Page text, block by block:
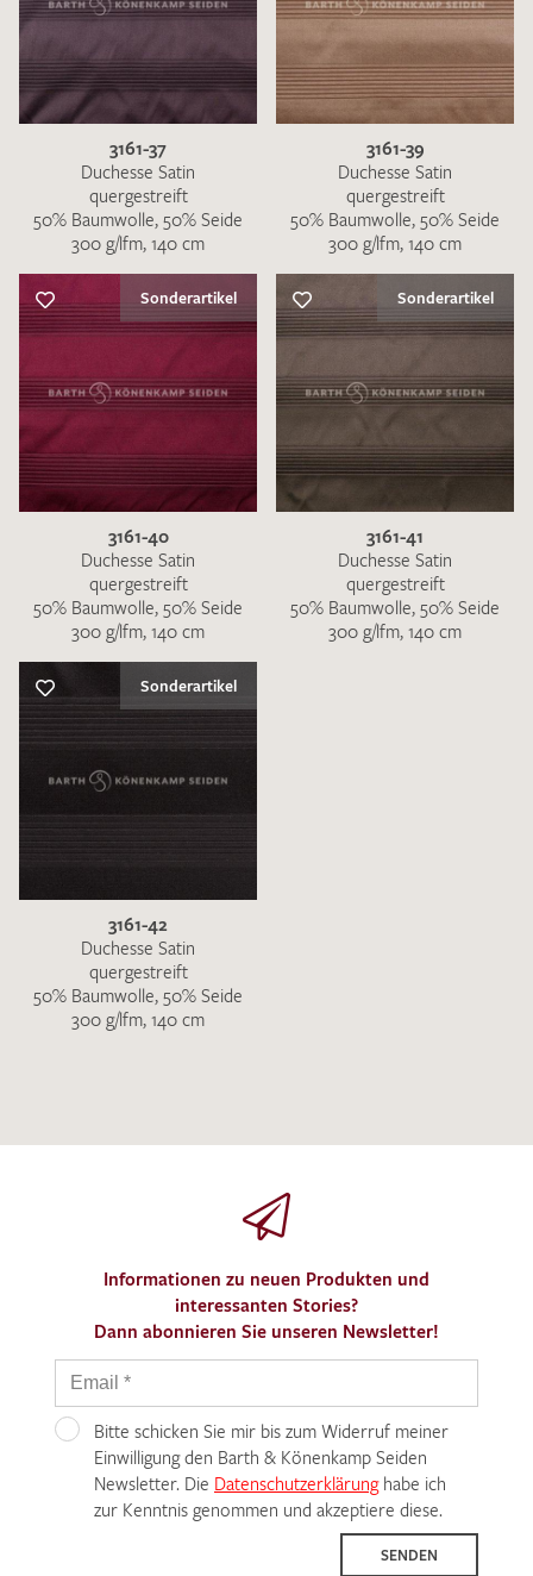
3161-37
Duchesse Satin
quergestreift
50% Baumwolle, 50% Seide
300 g/lfm, 140 cm
3161-39
Duchesse Satin
quergestreift
50% Baumwolle, 50% Seide
300 g/lfm, 140 cm
Sonderartikel
3161-40
Duchesse Satin
quergestreift
50% Baumwolle, 50% Seide
300 g/lfm, 140 cm
Sonderartikel
3161-41
Duchesse Satin
quergestreift
50% Baumwolle, 50% Seide
300 g/lfm, 140 cm
Sonderartikel
3161-42
Duchesse Satin
quergestreift
50% Baumwolle, 50% Seide
300 g/lfm, 140 cm
Informationen zu neuen Produkten und
interessanten Stories?
Dann abonnieren Sie unseren Newsletter!
Bitte schicken Sie mir bis zum Widerruf meiner
Einwilligung den Barth & Könenkamp Seiden
Newsletter. Die Datenschutzerklärunghabe ich
zur Kenntnis genommen und akzeptiere diese.
SENDEN